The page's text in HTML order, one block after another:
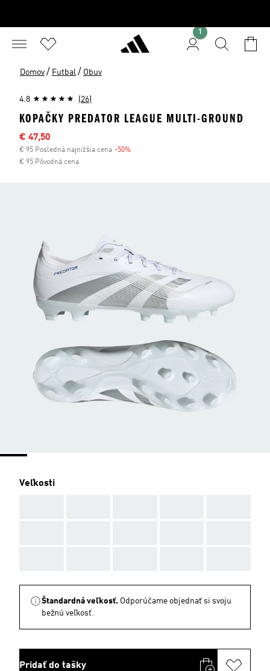
1
Domov / Futbal / Obuv
4.8 (26)
KOPAČKY PREDATOR LEAGUE MULTI-GROUND
Výpredajová cena
€ 47,50
€ 95 Posledná najnižšia cena -50%
€ 95 Pôvodná cena
Veľkosti
Štandardná veľkosť. Odporúčame objednať si svoju
bežnú veľkosť.
Pridať do tašky